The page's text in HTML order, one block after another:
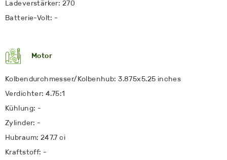
Ladeverstärker: 270
Batterie-Volt: -
Motor
Kolbendurchmesser/Kolbenhub: 3.875x5.25 inches
Verdichter: 4.75:1
Kühlung: -
Zylinder: -
Hubraum: 247.7 ci
Kraftstoff: -